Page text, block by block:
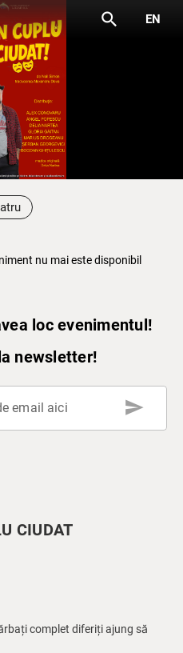
search EN
nu mai este disponibil
loc evenimentul!
newsletter!
email aici send
CIUDAT
complet diferiți ajung să